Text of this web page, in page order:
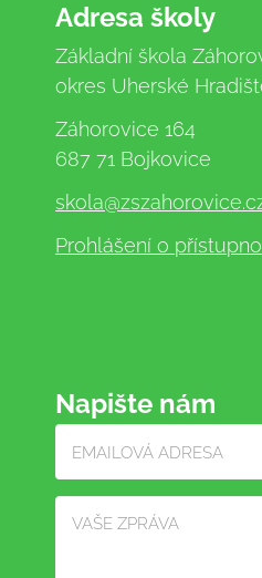
Adresa školy
Základní škola
okres Uherské
Záhorovice 164
687 71 Bojkovice
skola
Prohlášení o
Napište nám